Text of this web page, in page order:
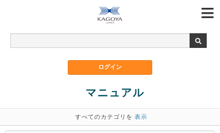
マニュアル
すべてのカテゴリを 表示